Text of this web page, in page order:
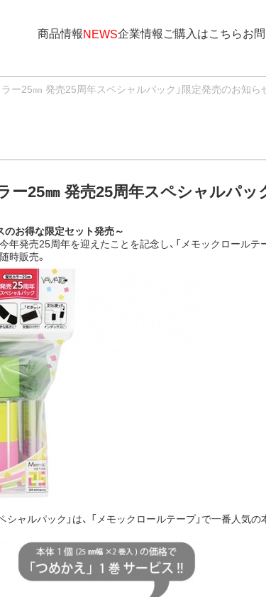
商品情報 NEWS企業情報 ご購入はこちらお
ー25㎜ 発売25周年スペシャルパック」限定発売のお知ら
ー25㎜ 発売25周年スペシャルパッ
のお得な限定セット発売～
年発売25周年を迎えたことを記念し、「メモックロール
時販売。
ャルパック」は、 「メモックロールテープ」で一番人気